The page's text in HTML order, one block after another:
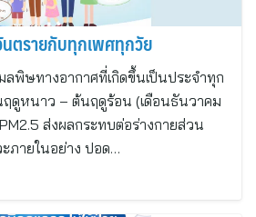
ตรายกับทุกเพศทุกวัย
พิษทางอากาศที่เกิดขึ้นเป็นประจำทุก
ฤดูหนาว – ต้นฤดูร้อน (เดือนธันวาคม
ส่งผลกระทบต่อร่างกายส่วน
ภายในอย่าง ปอด…